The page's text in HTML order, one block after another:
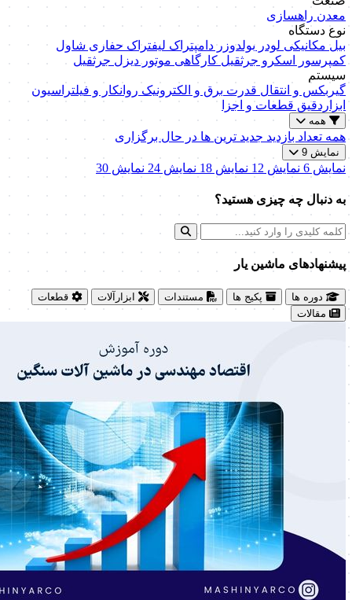
معدن راهسازی
نوع دستگاه
بیل مکانیکی لودر بولدوزردامپتراک لیفتراک حفاری شاول
کمپرسور اسکرو جرثقیل کارگاهی موتور دیزل جرثقیل
سیستم
گیربکس و انتقال قدرت برق و الکترونیک روانکار و فیلتراسیون
ابزاردقیق قطعات و اجزا
همه
همه تعداد بازدید جدید ترین هادر حال برگزاری
نمایش 9
نمایش 6 نمایش 12 نمایش 18 نمایش 24 نمایش 30
به دنبال چه چیزی هستید؟
پیشنهاد‌های ماشین یار
دوره ها پکیج ها مستندات ابزارآلات
قطعات
مقالات